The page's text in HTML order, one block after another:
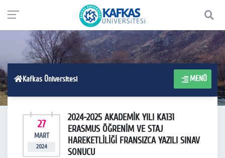
Kafkas Üniversitesi MENÜ
27
MART
2024
2024-2025 AKADEMİK YILI KA131
ERASMUS ÖĞRENİM VE STAJ
HAREKETLİLİĞİ FRANSIZCA YAZILI SINAV
SONUCU